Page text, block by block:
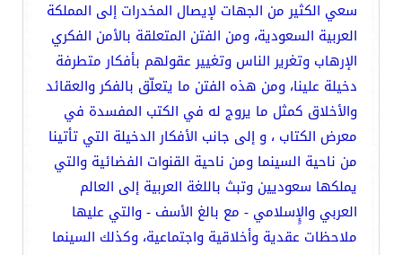
سعي الكثير من الجهات لإيصال المخدرات إلى المملكة
العربية السعودية، ومن الفتن المتعلقة بالأمن الفكري
الإرهاب وتغرير الناس وتغيير عقولهم بأفكار متطرفة
دخيلة علينا، ومن هذه الفتن ما يتعلّق بالفكر والعقائد
والأخلاق كمثل ما يروج له في الكتب المفسدة في
معرض الكتاب ، و إلى جانب الأفكار الدخيلة التي تأتينا
من ناحية السينما ومن ناحية القنوات الفضائية والتي
يملكها سعوديين وتبث باللغة العربية إلى العالم
العربي والإٍسلامي - مع بالغ الأسف - والتي عليها
ملاحظات عقدية وأخلاقية واجتماعية، وكذلك السينما